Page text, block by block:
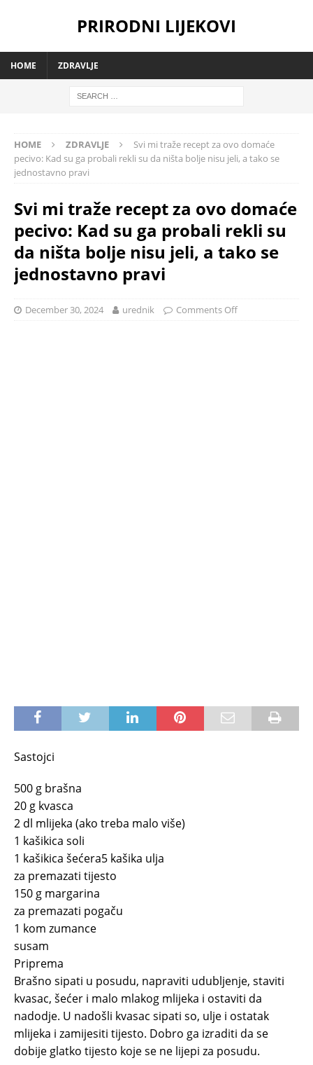
PRIRODNI LIJEKOVI
HOME ZDRAVLJE
HOME ZDRAVLJE
Svi mi traže recept za ovo domaće
pecivo: Kad su ga probali rekli su da ništa bolje nisu jeli, a tako se
jednostavno pravi
Svi mi traže recept za ovo domaće
pecivo: Kad su ga probali rekli su
da ništa bolje nisu jeli, a tako se
jednostavno pravi
December 30, 2024 urednik Comments Off
Sastojci
500 g brašna
20 g kvasca
2 dl mlijeka (ako treba malo više)
1 kašikica soli
1 kašikica šećera5 kašika ulja
za premazati tijesto
150 g margarina
za premazati pogaču
1 kom zumance
susam
Priprema
Brašno sipati u posudu, napraviti udubljenje, staviti
kvasac, šećer i malo mlakog mlijeka i ostaviti da
nadodje. U nadošli kvasac sipati so, ulje i ostatak
mlijeka i zamijesiti tijesto. Dobro ga izraditi da se
dobije glatko tijesto koje se ne lijepi za posudu.